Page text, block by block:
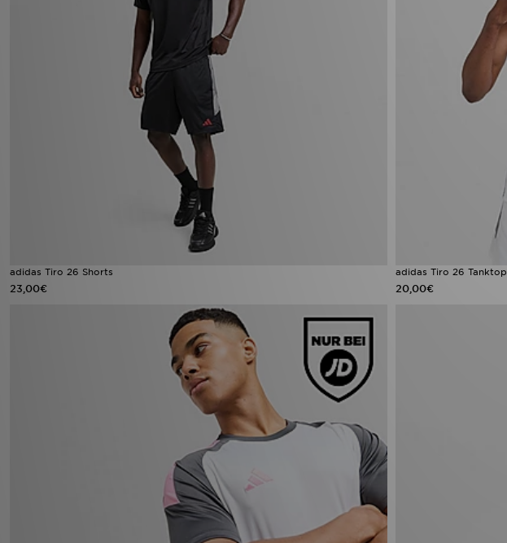
adidas Tiro 26 Shorts
23,00€
adidas Tiro 26 Tanktop
20,00€